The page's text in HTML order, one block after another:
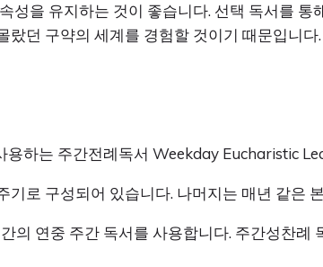
성을 유지하는 것이 좋습니다. 선택 독서를
랐던 구약의 세계를 경험할 것이기 때문입니다.
하는 주간전례독서 Weekday Eucharistic
로 구성되어 있습니다. 나머지는 매년 같은
의 연중 주간 독서를 사용합니다. 주간성찬례